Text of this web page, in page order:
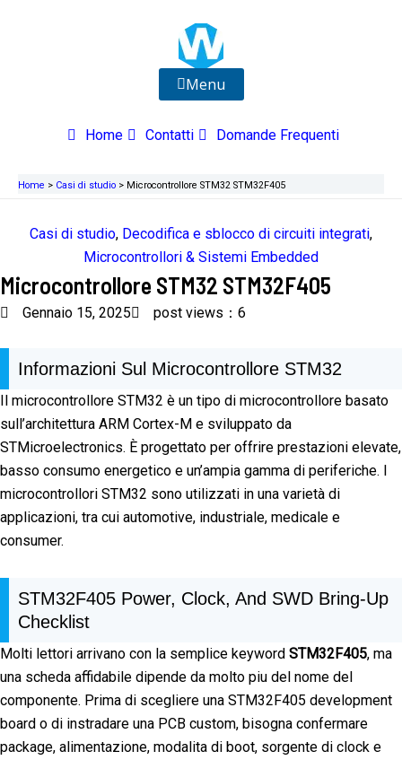
Menu
Home Contatti Domande Frequenti
Home > Casi di studio > Microcontrollore STM32 STM32F405
Casi di studio, Decodifica e sblocco di circuiti integrati,
Microcontrollori & Sistemi Embedded
Microcontrollore STM32 STM32F405
Gennaio 15, 2025 post views：6
Informazioni Sul Microcontrollore STM32
Il microcontrollore STM32 è un tipo di microcontrollore basato
sull’architettura ARM Cortex-M e sviluppato da
STMicroelectronics. È progettato per offrire prestazioni elevate,
basso consumo energetico e un’ampia gamma di periferiche. I
microcontrollori STM32 sono utilizzati in una varietà di
applicazioni, tra cui automotive, industriale, medicale e
consumer.
STM32F405 Power, Clock, And SWD Bring-Up
Checklist
Molti lettori arrivano con la semplice keyword STM32F405, ma
una scheda affidabile dipende da molto piu del nome del
componente. Prima di scegliere una STM32F405 development
board o di instradare una PCB custom, bisogna confermare
package, alimentazione, modalita di boot, sorgente di clock e